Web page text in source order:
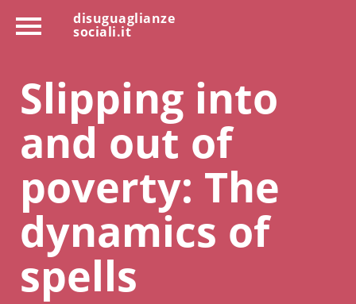
disuguaglianze
sociali.it
Slipping into
and out of
poverty: The
dynamics of
spells